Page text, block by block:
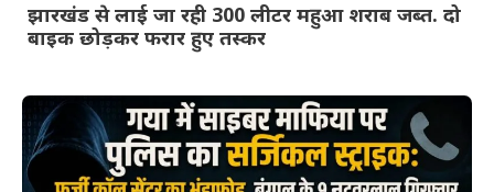
झारखंड से लाई जा रही 300 लीटर महुआ शराब जब्त. दो
बाइक छोड़कर फरार हुए तस्कर